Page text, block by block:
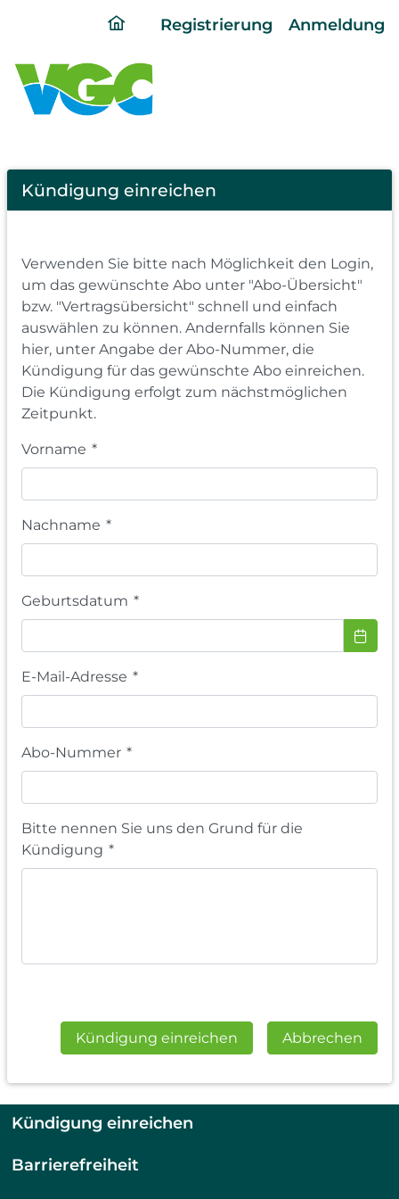
ding
page
Registrierung Anmeldung
Cancel
Abo
Kündigung einreichen
Verwenden Sie bitte nach Möglichkeit den Login,
um das gewünschte Abo unter "Abo-Übersicht"
bzw. "Vertragsübersicht" schnell und einfach
auswählen zu können. Andernfalls können Sie
hier, unter Angabe der Abo-Nummer, die
Kündigung für das gewünschte Abo einreichen.
Die Kündigung erfolgt zum nächstmöglichen
Zeitpunkt.
Vorname *
Nachname *
Geburtsdatum *
E-Mail-Adresse *
Abo-Nummer *
Bitte nennen Sie uns den Grund für die
Kündigung *
Kündigung einreichen Abbrechen
Kündigung einreichen
Barrierefreiheit